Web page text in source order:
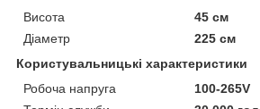
Висота
45 см
Діаметр
225 см
Користувальницькі характеристики
Робоча напруга
100-265V